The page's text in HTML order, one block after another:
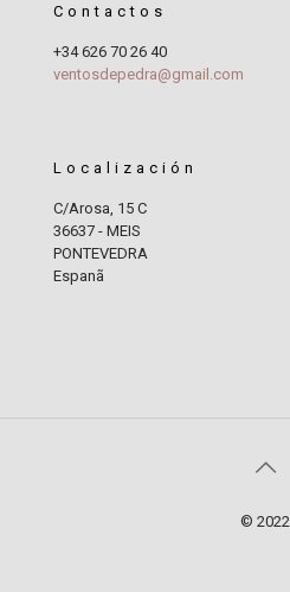
Contactos
+34 626 70 26 40
ventosdepedra@gmail.com
Localización
C/Arosa, 15 C
36637 - MEIS
PONTEVEDRA
Espanã
© 2022